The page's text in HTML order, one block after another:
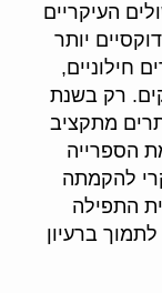
וב-1891. המכשולים העיקריים
יותר
חילוניים,
רק בשנת
להקצות למטרה זו 400 כתרים מתקציב
הספרייה
העיקרי להקמתה
התפילה
ברעיון